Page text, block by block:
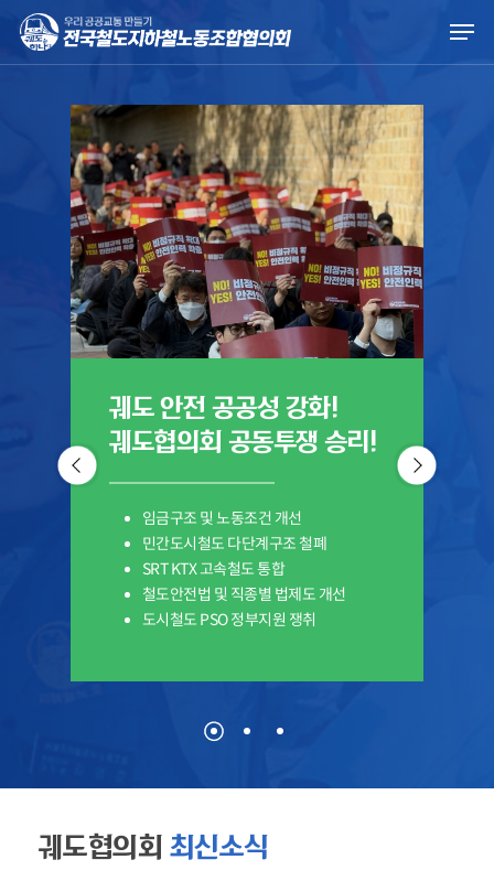
main
궤도 안전 공공성 강화!
궤도협의회 공동투쟁 승리!
임금구조 및 노동조건 개선
민간도시철도 다단계구조 철폐
SRT KTX 고속철도 통합
철도안전법 및 직종별 법제도 개선
도시철도 PSO 정부지원 쟁취
궤도협의회 최신소식